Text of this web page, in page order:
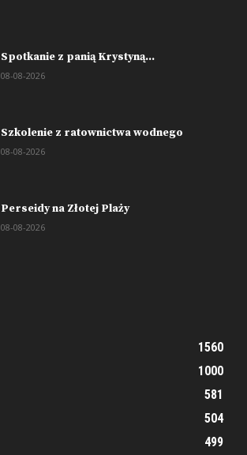
Spotkanie z panią Krystyną...
08-08-2026
Szkolenie z ratownictwa wodnego
08-08-2026
Perseidy na Złotej Plaży
08-08-2026
1560
1000
581
504
499